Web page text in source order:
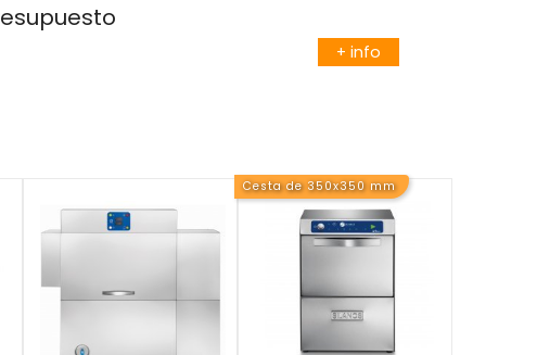
+ info
Cesta de 350x350 mm